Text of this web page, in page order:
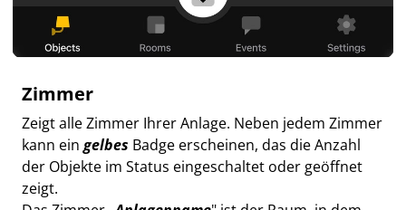
Zimmer
Zeigt alle Zimmer Ihrer Anlage. Neben jedem Zimmer
kann ein gelbes Badge erscheinen, das die Anzahl
der Objekte im Status eingeschaltet oder geöffnet
zeigt.